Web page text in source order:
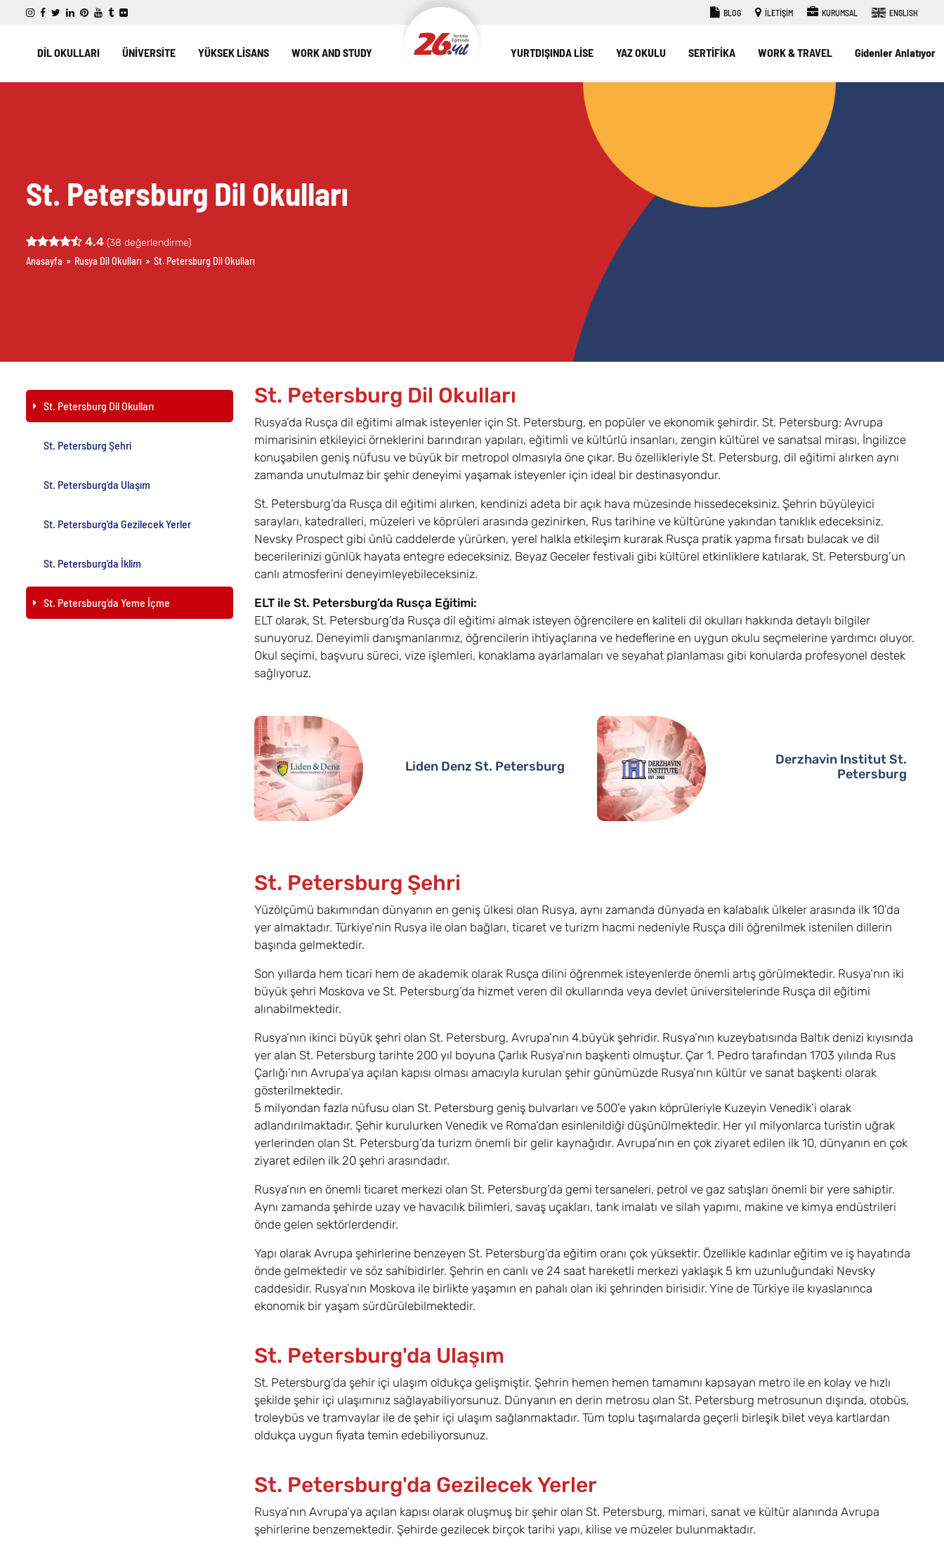
BLOG İLETİŞİM KURUMSAL ENGLISH
DİL OKULLARI ÜNİVERSİTE YÜKSEK LİSANS WORK AND STUDY YURTDIŞINDA LİSE YAZ OKULU SERTİFİKA WORK & TRAVEL Gidenler Anlatıyor
St. Petersburg Dil Okulları
4.4 (38 değerlendirme)
Anasayfa » Rusya Dil Okulları » St. Petersburg Dil Okulları
St. Petersburg Dil Okulları
St. Petersburg Şehri
St. Petersburg'da Ulaşım
St. Petersburg'da Gezilecek Yerler
St. Petersburg'da İklim
St. Petersburg'da Yeme İçme
St. Petersburg Dil Okulları
Rusya’da Rusça dil eğitimi almak isteyenler için St. Petersburg, en popüler ve ekonomik şehirdir. St. Petersburg; Avrupa
mimarisinin etkileyici örneklerini barındıran yapıları, eğitimli ve kültürlü insanları, zengin kültürel ve sanatsal mirası, İngilizce
konuşabilen geniş nüfusu ve büyük bir metropol olmasıyla öne çıkar. Bu özellikleriyle St. Petersburg, dil eğitimi alırken aynı
zamanda unutulmaz bir şehir deneyimi yaşamak isteyenler için ideal bir destinasyondur.
St. Petersburg’da Rusça dil eğitimi alırken, kendinizi adeta bir açık hava müzesinde hissedeceksiniz. Şehrin büyüleyici
sarayları, katedralleri, müzeleri ve köprüleri arasında gezinirken, Rus tarihine ve kültürüne yakından tanıklık edeceksiniz.
Nevsky Prospect gibi ünlü caddelerde yürürken, yerel halkla etkileşim kurarak Rusça pratik yapma fırsatı bulacak ve dil
becerilerinizi günlük hayata entegre edeceksiniz. Beyaz Geceler festivali gibi kültürel etkinliklere katılarak, St. Petersburg’un
canlı atmosferini deneyimleyebileceksiniz.
ELT ile St. Petersburg’da Rusça Eğitimi:
ELT olarak, St. Petersburg’da Rusça dil eğitimi almak isteyen öğrencilere en kaliteli dil okulları hakkında detaylı bilgiler
sunuyoruz. Deneyimli danışmanlarımız, öğrencilerin ihtiyaçlarına ve hedeflerine en uygun okulu seçmelerine yardımcı oluyor.
Okul seçimi, başvuru süreci, vize işlemleri, konaklama ayarlamaları ve seyahat planlaması gibi konularda profesyonel destek
sağlıyoruz.
Liden Denz St. Petersburg
Derzhavin Institut St.
Petersburg
St. Petersburg Şehri
Yüzölçümü bakımından dünyanın en geniş ülkesi olan Rusya, aynı zamanda dünyada en kalabalık ülkeler arasında ilk 10’da
yer almaktadır. Türkiye’nin Rusya ile olan bağları, ticaret ve turizm hacmi nedeniyle Rusça dili öğrenilmek istenilen dillerin
başında gelmektedir.
Son yıllarda hem ticari hem de akademik olarak Rusça dilini öğrenmek isteyenlerde önemli artış görülmektedir. Rusya’nın iki
büyük şehri Moskova ve St. Petersburg’da hizmet veren dil okullarında veya devlet üniversitelerinde Rusça dil eğitimi
alınabilmektedir.
Rusya’nın ikinci büyük şehri olan St. Petersburg, Avrupa’nın 4.büyük şehridir. Rusya’nın kuzeybatısında Baltık denizi kıyısında
yer alan St. Petersburg tarihte 200 yıl boyuna Çarlık Rusya’nın başkenti olmuştur. Çar 1. Pedro tarafından 1703 yılında Rus
Çarlığı’nın Avrupa’ya açılan kapısı olması amacıyla kurulan şehir günümüzde Rusya’nın kültür ve sanat başkenti olarak
gösterilmektedir.
5 milyondan fazla nüfusu olan St. Petersburg geniş bulvarları ve 500’e yakın köprüleriyle Kuzeyin Venedik’i olarak
adlandırılmaktadır. Şehir kurulurken Venedik ve Roma’dan esinlenildiği düşünülmektedir. Her yıl milyonlarca turistin uğrak
yerlerinden olan St. Petersburg’da turizm önemli bir gelir kaynağıdır. Avrupa’nın en çok ziyaret edilen ilk 10, dünyanın en çok
ziyaret edilen ilk 20 şehri arasındadır.
Rusya’nın en önemli ticaret merkezi olan St. Petersburg’da gemi tersaneleri, petrol ve gaz satışları önemli bir yere sahiptir.
Aynı zamanda şehirde uzay ve havacılık bilimleri, savaş uçakları, tank imalatı ve silah yapımı, makine ve kimya endüstrileri
önde gelen sektörlerdendir.
Yapı olarak Avrupa şehirlerine benzeyen St. Petersburg’da eğitim oranı çok yüksektir. Özellikle kadınlar eğitim ve iş hayatında
önde gelmektedir ve söz sahibidirler. Şehrin en canlı ve 24 saat hareketli merkezi yaklaşık 5 km uzunluğundaki Nevsky
caddesidir. Rusya’nın Moskova ile birlikte yaşamın en pahalı olan iki şehrinden birisidir. Yine de Türkiye ile kıyaslanınca
ekonomik bir yaşam sürdürülebilmektedir.
St. Petersburg'da Ulaşım
St. Petersburg’da şehir içi ulaşım oldukça gelişmiştir. Şehrin hemen hemen tamamını kapsayan metro ile en kolay ve hızlı
şekilde şehir içi ulaşımınız sağlayabiliyorsunuz. Dünyanın en derin metrosu olan St. Petersburg metrosunun dışında, otobüs,
troleybüs ve tramvaylar ile de şehir içi ulaşım sağlanmaktadır. Tüm toplu taşımalarda geçerli birleşik bilet veya kartlardan
oldukça uygun fiyata temin edebiliyorsunuz.
St. Petersburg'da Gezilecek Yerler
Rusya’nın Avrupa’ya açılan kapısı olarak oluşmuş bir şehir olan St. Petersburg, mimari, sanat ve kültür alanında Avrupa
şehirlerine benzemektedir. Şehirde gezilecek birçok tarihi yapı, kilise ve müzeler bulunmaktadır.